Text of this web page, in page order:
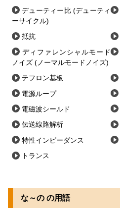
デューティー比 (デューティ
ーサイクル)
抵抗
ディファレンシャルモード
ノイズ (ノーマルモードノイズ)
テフロン基板
電源ループ
電磁波シールド
伝送線路解析
特性インピーダンス
トランス
な～の の用語